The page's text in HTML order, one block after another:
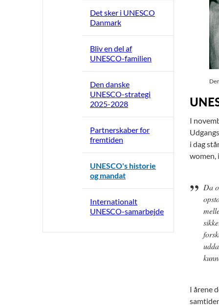
Det sker i UNESCO
Danmark
Bliv en del af
UNESCO-familien
Den danske
UNESCO-strategi
2025-2028
Partnerskaber for
fremtiden
UNESCO's historie
og mandat
Internationalt
UNESCO-samarbejde
I
i dag
women,
Da
I årene